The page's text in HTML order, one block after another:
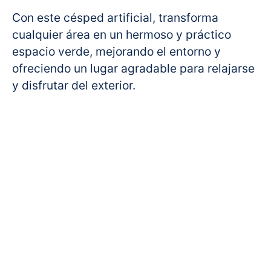
Con este césped artificial, transforma
cualquier área en un hermoso y práctico
espacio verde, mejorando el entorno y
ofreciendo un lugar agradable para relajarse
y disfrutar del exterior.